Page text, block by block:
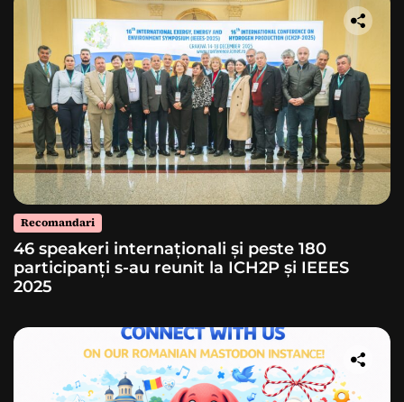
Recomandari
46 speakeri internaționali și peste 180
participanți s-au reunit la ICH2P și IEEES
2025